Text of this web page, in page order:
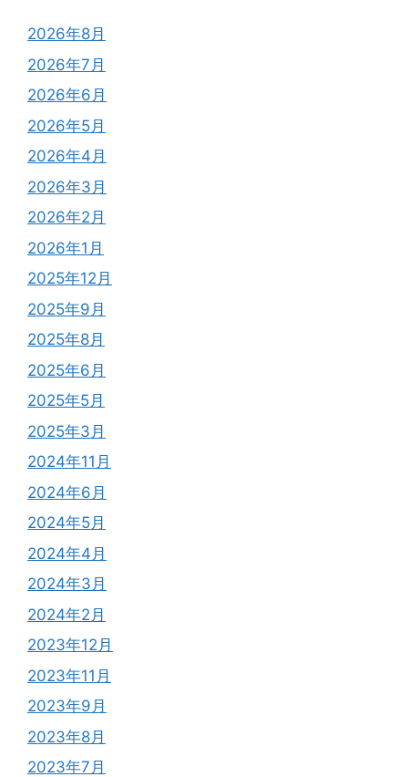
2026年8月
2026年7月
2026年6月
2026年5月
2026年4月
2026年3月
2026年2月
2026年1月
2025年12月
2025年9月
2025年8月
2025年6月
2025年5月
2025年3月
2024年11月
2024年6月
2024年5月
2024年4月
2024年3月
2024年2月
2023年12月
2023年11月
2023年9月
2023年8月
2023年7月